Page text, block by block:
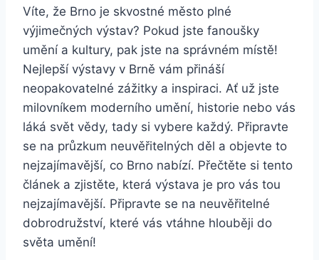
Víte, že Brno je skvostné město plné
výjimečných výstav? Pokud jste fanoušky
umění a kultury, pak jste na správném místě!
Nejlepší výstavy v Brně vám přináší
neopakovatelné zážitky a inspiraci. Ať už jste
milovníkem moderního umění, historie nebo vás
láká svět vědy, tady si vybere každý. Připravte
se na průzkum neuvěřitelných děl a objevte to
nejzajímavější, co Brno nabízí. Přečtěte si tento
článek a zjistěte, která výstava je pro vás tou
nejzajímavější. Připravte se na neuvěřitelné
dobrodružství, které vás vtáhne hlouběji do
světa umění!